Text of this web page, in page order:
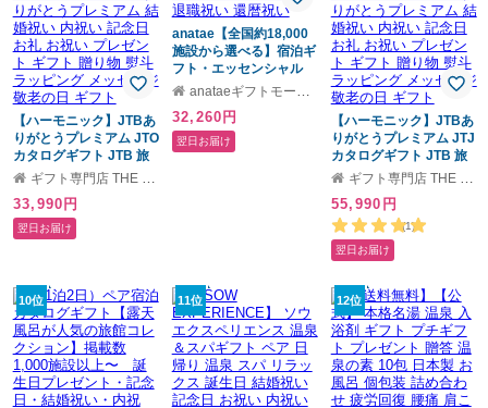
【ハーモニック】JTBあ
りがとうプレミアム JTO
カタログギフト JTB 旅
温泉 旅行券 高額なお返
品 お祝い 内祝い 母の日
父の日 長寿祝い 旅行 旅
チケット 旅行ギフト券
祝い 内祝い 記念日 お礼
お祝い プレゼント ギフ
ト 贈り物 熨斗 ラッピン
グ メッセージ 敬老の日
ギフト
ギフト専門店 THE WOW
33,990円
翌日お届け
anatae【全国約18,000
施設から選べる】宿泊ギ
フト・エッセンシャル
(ホテル・旅館) ペア 宿泊
フト 宿泊券 旅行券 ホテ
ル 旅館 贈答 内祝い お礼
母の日 父の日 お歳暮 結
anataeギフトモール店
32,260円
翌日お届け
【ハーモニック】JTBあ
りがとうプレミアム JTJ
カタログギフト JTB 旅
温泉 旅行券 高額なお返
品 お祝い 内祝い 母の日
父の日 長寿祝い 旅行 旅
チケット 旅行ギフト券
人気 ペア 夫婦 JTBあり
祝い 内祝い 記念日 お礼
お祝い プレゼント ギフ
ト 贈り物 熨斗 ラッピン
グ メッセージ 敬老の日
ギフト
ギフト専門店 THE WOW
55,990円
(1)
翌日お届け
10位 11位 12位